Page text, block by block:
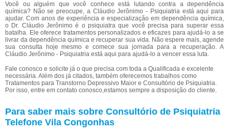
Você ou alguém que você conhece está lutando contra a dependência
química? Não se preocupe, a Cláudio Jerônimo - Psiquiatria está aqui para
ajudar. Com anos de experiência e especialização em dependência química,
o Dr. Cláudio Jerônimo é o psiquiatra que você precisa para superar essa
batalha. Ele oferece tratamentos personalizados e eficazes para ajudá-lo a se
livrar da dependência química e recuperar sua vida. Não espere mais, agende
sua consulta hoje mesmo e comece sua jornada para a recuperação. A
Cláudio Jerônimo - Psiquiatria está aqui para ajudá-lo a vencer essa luta.
Fale conosco e solicite já o que precisa com toda a Qualificada e excelente
necessária. Além dos já citados, também oferecemos trabalhos como
Tratamentos para Transtorno Depressivo Maior e Consultório de Psiquiatria.
Por isso, entre em contato conosco,estamos sempre a disposição do cliente.
Para saber mais sobre Consultório de Psiquiatria
Telefone Vila Congonhas